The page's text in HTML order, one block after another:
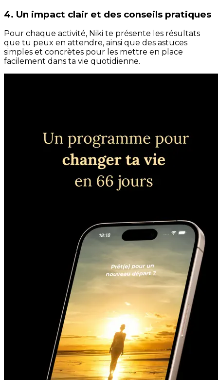
4. Un impact clair et des conseils pratiques
Pour chaque activité, Niki te présente les résultats
que tu peux en attendre, ainsi que des astuces
simples et concrètes pour les mettre en place
facilement dans ta vie quotidienne.